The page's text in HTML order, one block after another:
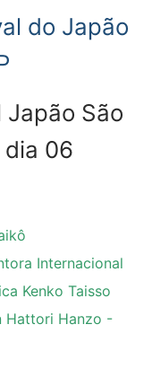
do Japão
Japão São
dia 06
Internacional
Kenko Taisso
Hattori Hanzo -